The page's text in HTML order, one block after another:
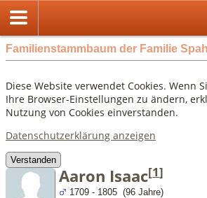
Familienstammbaum der Familie
Diese Website verwendet Cookies. Wenn
Ihre Browser-Einstellungen zu ändern,
Nutzung von Cookies einverstanden.
Datenschutzerklärung anzeigen
Verstanden
Aaron Isaac[1]
1709 - 1805 (96 Jahre)